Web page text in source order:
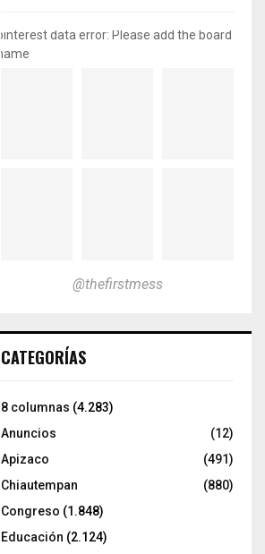
pinterest data error: Please add the board
name
@thefirstmess
CATEGORÍAS
8 columnas (4.283)
Anuncios
(12)
Apizaco
(491)
Chiautempan
(880)
Congreso (1.848)
Educación (2.124)